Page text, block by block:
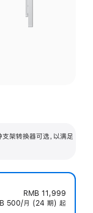
架转换器可选，以满足
RMB 11,999
500/月 (24 期) 起